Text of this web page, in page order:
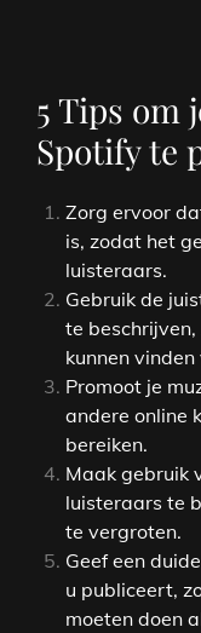
5 Tips om
Spotify te
Zorg ervoor
is, zodat het
luisteraars.
Gebruik de
te
kunnen
Promoot je
andere online
bereiken.
Maak gebruik
luisteraars te
te vergroten.
Geef een
u publiceert,
moeten doen